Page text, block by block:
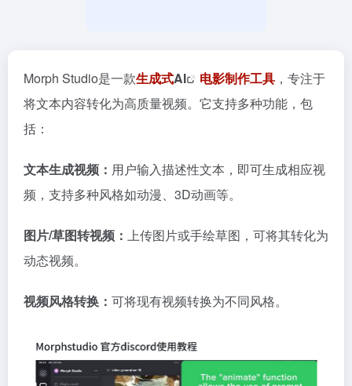
Morph Studio是一款生成式AI 电影制作工具 ，专注于
将文本内容转化为高质量视频。它支持多种功能，包
括：
文本生成视频： 用户输入描述性文本，即可生成相应视
频，支持多种风格如动漫、3D动画等。
图片/草图转视频： 上传图片或手绘草图，可将其转化为
动态视频。
视频风格转换： 可将现有视频转换为不同风格。